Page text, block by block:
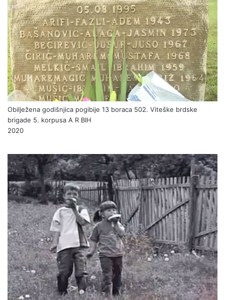
Obilježena godišnjica pogibije 13 boraca 502. Viteške brdske
brigade 5. korpusa A R BIH
2020